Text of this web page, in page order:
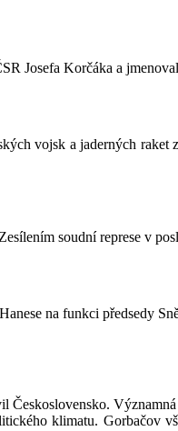
Josefa Korčáka a
vojsk a jaderných
soudní represe v
na funkci předsedy
klimatu. Gorbačov